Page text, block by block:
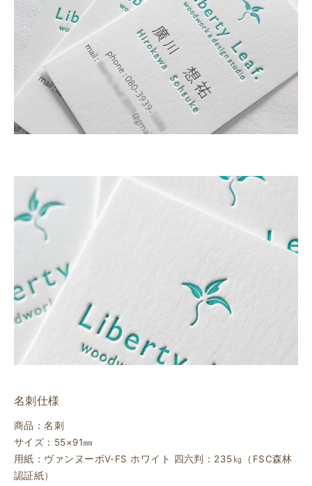
名刺仕様
商品：名刺
サイズ：55×91㎜
用紙：ヴァンヌーボV-FS ホワイト 四六判：235㎏（FSC森林
認証紙）